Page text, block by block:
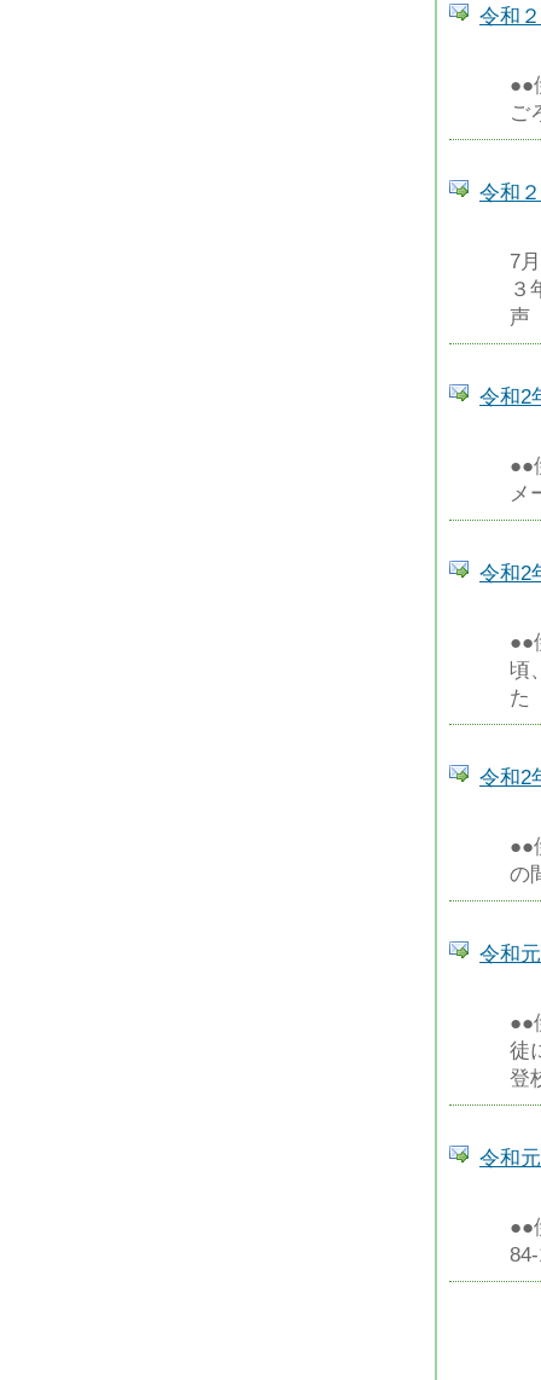
令和
●●
ご
令和
7
３
声
令和2
●●
メ
令和2
●●
頃
た
令和2
●●
の
令和
●●
徒
登
令和
●●